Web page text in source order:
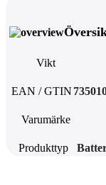
Vikt
EAN / GTIN
Varumärke
Produkttyp